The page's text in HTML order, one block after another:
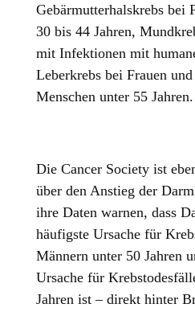
Gebärmutterhalskrebs bei
30 bis 44 Jahren,
mit Infektionen mit
Leberkrebs bei Frauen
Menschen unter 55 Jahren.
Die Cancer Society ist
über den Anstieg der
ihre Daten warnen, dass
häufigste Ursache für
Männern unter 50 Jahren
Ursache für
Jahren ist – direkt hinter